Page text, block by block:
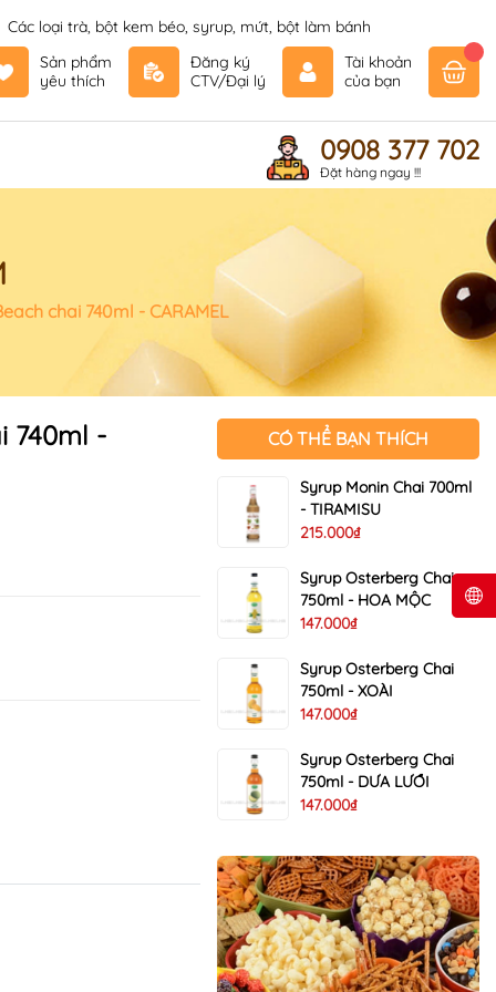
Các loại trà, bột kem béo, syrup, mứt, bột làm bánh
Sản phẩm
yêu thích
Đăng ký
CTV/Đại lý
Tài khoản
của bạn
0908 377 702
Đặt hàng ngay !!!
chai 740ml - CARAMEL
740ml - CÓ THỂ BẠN THÍCH
Syrup Monin Chai 700ml
- TIRAMISU
215.000₫
Syrup Osterberg Chai
750ml - HOA MỘC
147.000₫
Syrup Osterberg Chai
750ml - XOÀI
147.000₫
Syrup Osterberg Chai
750ml - DƯA LƯỚI
147.000₫